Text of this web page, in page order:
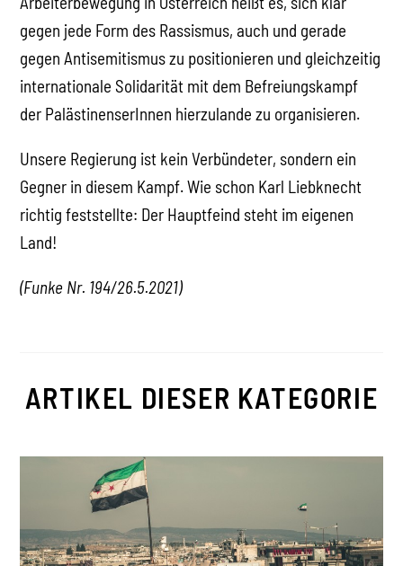
gegen jede Form des Rassismus, auch und gerade
gegen Antisemitismus zu positionieren und gleichzeitig
internationale Solidarität mit dem Befreiungskampf
der PalästinenserInnen hierzulande zu organisieren.
Unsere Regierung ist kein Verbündeter, sondern ein
Gegner in diesem Kampf. Wie schon Karl Liebknecht
richtig feststellte: Der Hauptfeind steht im eigenen
Land!
(Funke Nr. 194/26.5.2021)
ARTIKEL DIESER KATEGORIE